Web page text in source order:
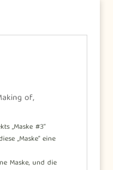
of,
„Maske #3“
„Maske“ eine
Maske, und die